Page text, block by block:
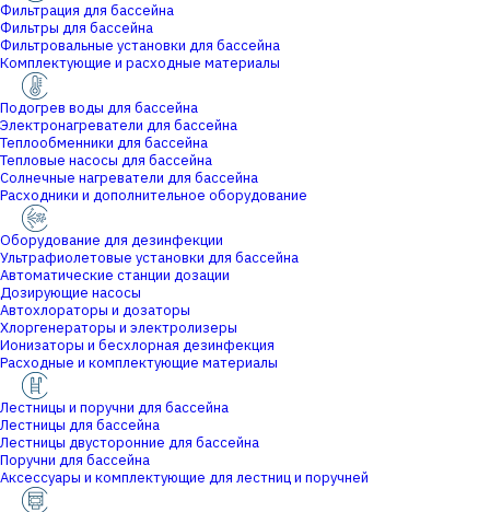
Фильтрация для бассейна
Фильтры для бассейна
Фильтровальные установки для бассейна
Комплектующие и расходные материалы
Подогрев воды для бассейна
Электронагреватели для бассейна
Теплообменники для бассейна
Тепловые насосы для бассейна
Солнечные нагреватели для бассейна
Расходники и дополнительное оборудование
Оборудование для дезинфекции
Ультрафиолетовые установки для бассейна
Автоматические станции дозации
Дозирующие насосы
Автохлораторы и дозаторы
Хлоргенераторы и электролизеры
Ионизаторы и бесхлорная дезинфекция
Расходные и комплектующие материалы
Лестницы и поручни для бассейна
Лестницы для бассейна
Лестницы двусторонние для бассейна
Поручни для бассейна
Аксессуары и комплектующие для лестниц и поручней